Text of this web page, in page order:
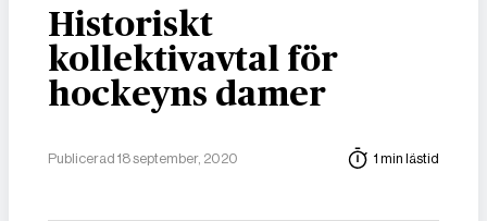
Historiskt
kollektivavtal för
hockeyns damer
Publicerad 18 september, 2020 1 min lästid